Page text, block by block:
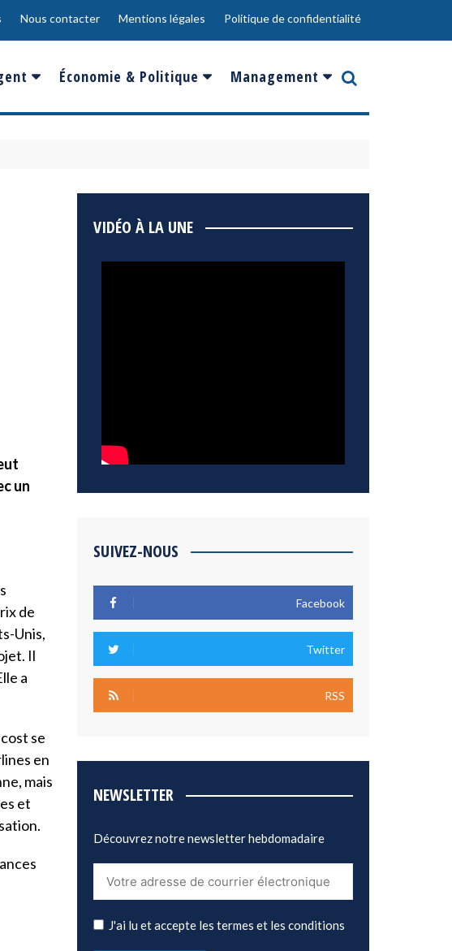
Nous contacter Mentions légales Politique de confidentialité
& Placements
Économie & Politique
France
Management
Innovation
un
de
Unis,
Il
a
se
en
mais
et
VIDÉO À LA UNE
SUIVEZ-NOUS
Facebook
Twitter
RSS
NEWSLETTER
Découvrez notre newsletter hebdomadaire
J'ai lu et accepte les termes et les conditions